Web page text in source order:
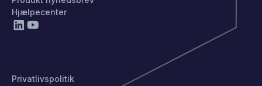
Hjælpecenter
Privatlivspolitik